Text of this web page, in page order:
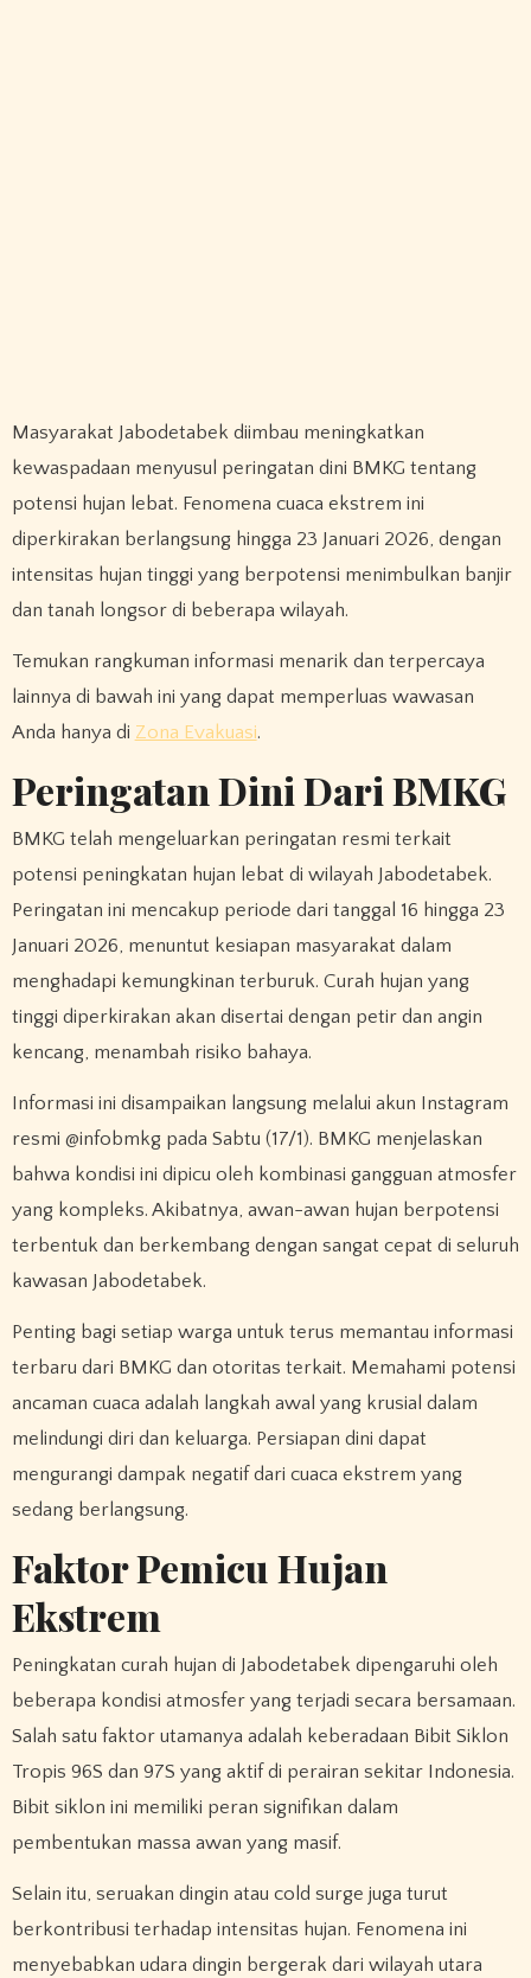
Masyarakat Jabodetabek diimbau meningkatkan
kewaspadaan menyusul peringatan dini BMKG tentang
potensi hujan lebat. Fenomena cuaca ekstrem ini
diperkirakan berlangsung hingga 23 Januari 2026, dengan
intensitas hujan tinggi yang berpotensi menimbulkan banjir
dan tanah longsor di beberapa wilayah.
Temukan rangkuman informasi menarik dan terpercaya
lainnya di bawah ini yang dapat memperluas wawasan
Anda hanya di Zona Evakuasi.
Peringatan Dini Dari BMKG
BMKG telah mengeluarkan peringatan resmi terkait
potensi peningkatan hujan lebat di wilayah Jabodetabek.
Peringatan ini mencakup periode dari tanggal 16 hingga 23
Januari 2026, menuntut kesiapan masyarakat dalam
menghadapi kemungkinan terburuk. Curah hujan yang
tinggi diperkirakan akan disertai dengan petir dan angin
kencang, menambah risiko bahaya.
Informasi ini disampaikan langsung melalui akun Instagram
resmi @infobmkg pada Sabtu (17/1). BMKG menjelaskan
bahwa kondisi ini dipicu oleh kombinasi gangguan atmosfer
yang kompleks. Akibatnya, awan-awan hujan berpotensi
terbentuk dan berkembang dengan sangat cepat di seluruh
kawasan Jabodetabek.
Penting bagi setiap warga untuk terus memantau informasi
terbaru dari BMKG dan otoritas terkait. Memahami potensi
ancaman cuaca adalah langkah awal yang krusial dalam
melindungi diri dan keluarga. Persiapan dini dapat
mengurangi dampak negatif dari cuaca ekstrem yang
sedang berlangsung.
Faktor Pemicu Hujan
Ekstrem
Peningkatan curah hujan di Jabodetabek dipengaruhi oleh
beberapa kondisi atmosfer yang terjadi secara bersamaan.
Salah satu faktor utamanya adalah keberadaan Bibit Siklon
Tropis 96S dan 97S yang aktif di perairan sekitar Indonesia.
Bibit siklon ini memiliki peran signifikan dalam
pembentukan massa awan yang masif.
Selain itu, seruakan dingin atau cold surge juga turut
berkontribusi terhadap intensitas hujan. Fenomena ini
menyebabkan udara dingin bergerak dari wilayah utara